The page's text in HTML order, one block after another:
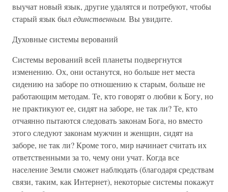
выучат новый язык, другие удалятся и потребуют, чтобы
старый язык былединственным. Вы увидите.
Духовные системы верований
Системы верований всей планеты подвергнутся
изменению. Ох, они останутся, но больше нет места
сидению на заборе по отношению к старым, больше не
работающим методам. Те, кто говорят о любви к Богу, но
не практикуют ее, сидят на заборе, не так ли? Те, кто
отчаянно пытаются следовать законам Бога, но вместо
этого следуют законам мужчин и женщин, сидят на
заборе, не так ли? Кроме того, мир начинает считать их
ответственными за то, чему они учат. Когда все
население Земли сможет наблюдать (благодаря средствам
связи, таким, как Интернет), некоторые системы покажут